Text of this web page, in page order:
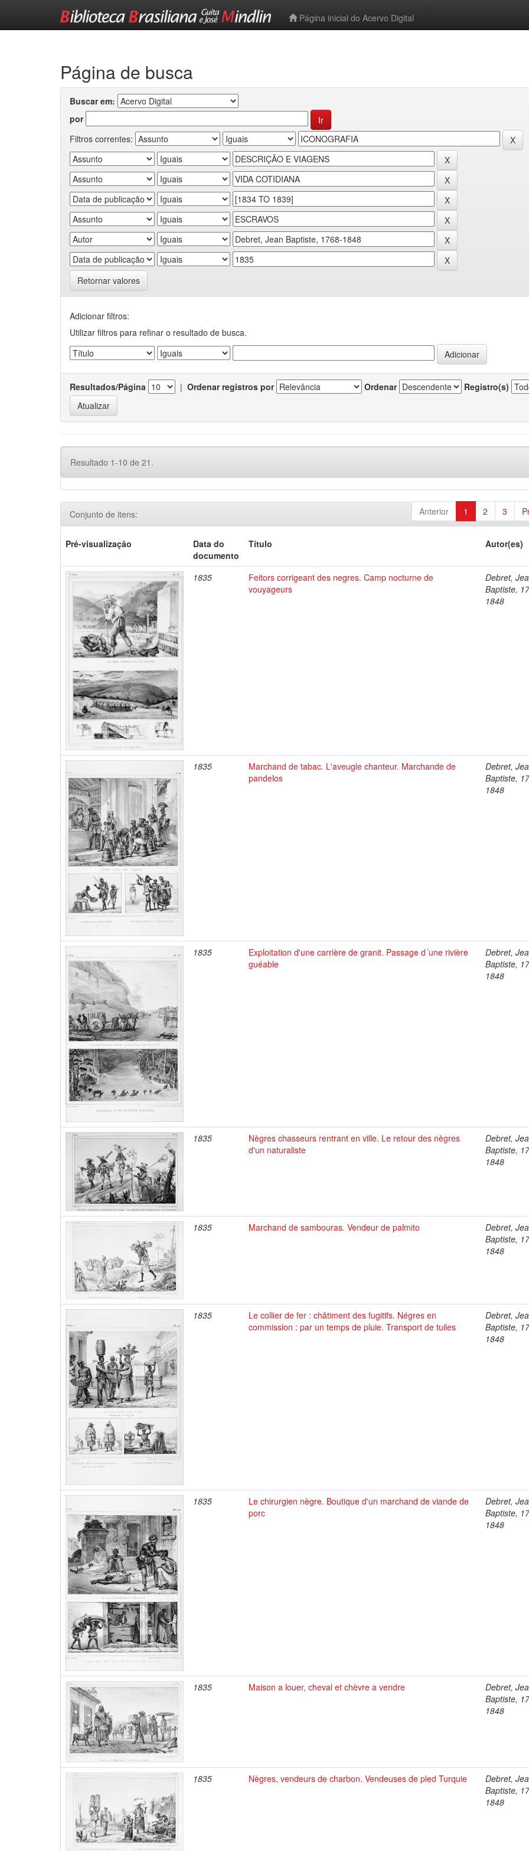
Página inicial do Acervo Digital
Página de busca
Buscar em:
por
Filtros correntes:
Retornar valores
Adicionar filtros:
Utilizar filtros para refinar o resultado de busca.
Resultados/Página | Ordenar registros por Ordenar Registro(s)
Resultado 1-10 de 21.
Anterior 1 2 3
Conjunto de itens:
Pré-visualização
Data do
documento
Título Autor(es)
1835
Feitors corrigeant des negres. Camp nocturne de
vouyageurs
Debret,
Baptiste,
1848
1835
Marchand de tabac. L'aveugle chanteur. Marchande de
pandelos
Debret,
Baptiste,
1848
1835
Exploitation d'une carrière de granit. Passage d´une rivière
guéable
Debret,
Baptiste,
1848
1835
Nègres chasseurs rentrant en ville. Le retour des nègres
d'un naturaliste
Debret,
Baptiste,
1848
1835 Marchand de sambouras. Vendeur de palmito
Debret,
Baptiste,
1848
1835
Le collier de fer : châtiment des fugitifs. Négres en
commission : par un temps de pluie. Transport de tuiles
Debret,
Baptiste,
1848
1835
Le chirurgien nègre. Boutique d'un marchand de viande de
porc
Debret,
Baptiste,
1848
1835 Maison a louer, cheval et chèvre a vendre
Debret,
Baptiste,
1848
1835 Nègres, vendeurs de charbon. Vendeuses de pled Turquie
Debret,
Baptiste,
1848